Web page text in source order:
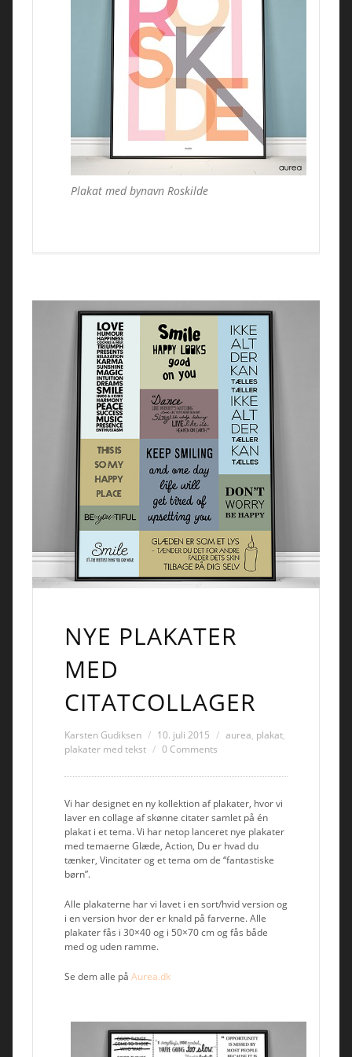
Plakat med bynavn Roskilde
NYE PLAKATER
MED
CITATCOLLAGER
Karsten Gudiksen 10. juli 2015 aurea, plakat,
plakater med tekst
0 Comments
Vi har designet en ny kollektion af plakater, hvor vi
laver en collage af skønne citater samlet på én
plakat i et tema. Vi har netop lanceret nye plakater
med temaerne Glæde, Action, Du er hvad du
tænker, Vincitater og et tema om de “fantastiske
børn”.
Alle plakaterne har vi lavet i en sort/hvid version og
i en version hvor der er knald på farverne. Alle
plakater fås i 30×40 og i 50×70 cm og fås både
med og uden ramme.
Se dem alle på Aurea.dk